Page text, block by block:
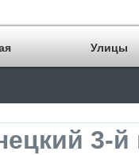
Улицы
3-